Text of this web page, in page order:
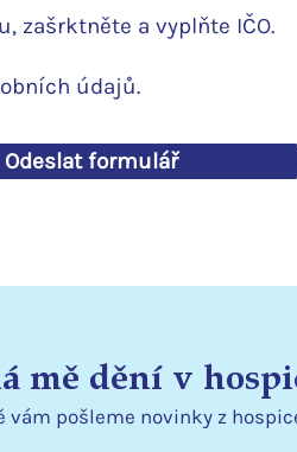
zašrktněte a vyplňte IČO.
údajů.
Odeslat formulář
mě dění v
vám pošleme novinky z